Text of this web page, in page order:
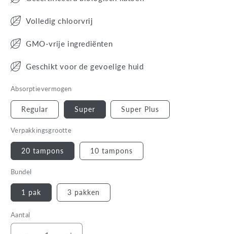
Volledig chloorvrij
GMO-vrije ingrediënten
Geschikt voor de gevoelige huid
Absorptievermogen
Regular Super Super Plus
Verpakkingsgrootte
20 tampons 10 tampons
Bundel
1 pak 3 pakken
Aantal